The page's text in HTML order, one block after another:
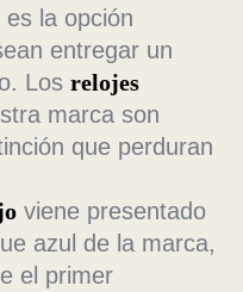
es la opción
entregar un
Los relojes
marca son
que perduran
viene presentado
azul de la marca,
el primer